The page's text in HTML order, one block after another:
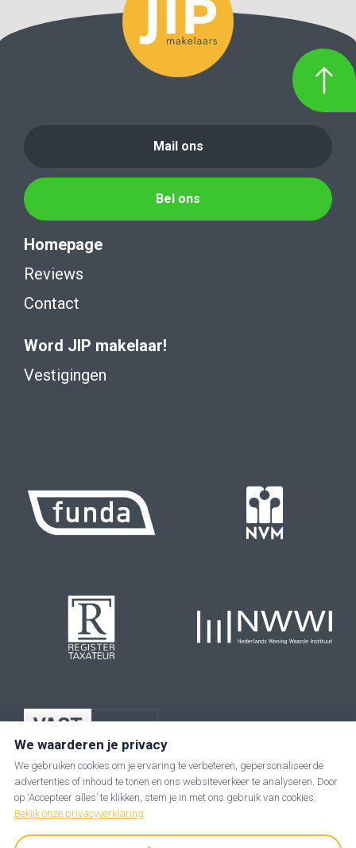
Mail ons
Bel ons
Homepage
Reviews
Contact
Word JIP makelaar!
Vestigingen
We waarderen je privacy
We gebruiken cookies om je ervaring te verbeteren, gepersonaliseerde
advertenties of inhoud te tonen en ons websiteverkeer te analyseren. Door
op ‘Accepteer alles’ te klikken, stem je in met ons gebruik van cookies.
Bekijk onze privacyverklaring